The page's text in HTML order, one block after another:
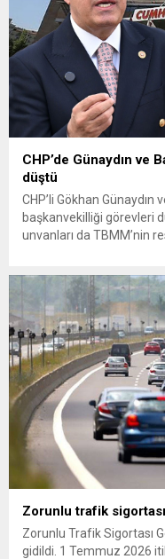
CHP’de Günaydın ve
düştü
CHP’li Gökhan Günaydın
başkanvekilliği görevleri
unvanları da TBMM’nin
çıkarma cezası
(YDK) sevk edilen ve
Zorunlu trafik
Zorunlu Trafik Sigortası
gidildi. 1 Temmuz 2026